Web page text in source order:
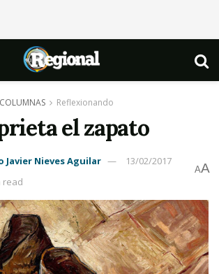
COLUMNAS Reflexionando
el zapato
Javier Nieves Aguilar
13/02/2017
read
AA